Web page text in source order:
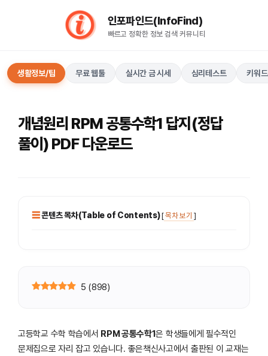
인포파인드(InfoFind)​​​​
빠르고 정확한 정보 검색 커뮤니티
생활정보/팁 무료 웹툴 실시간 금 시세 심리테스트 키워
개념원리 RPM 공통수학1 답지(정답
풀이) PDF 다운로드
콘텐츠 목차(Table of Contents)[목차 보기 ]
5 (898)
고등학교 수학 학습에서 RPM 공통수학1은 학생들에게 필수적인
문제집으로 자리 잡고 있습니다. 좋은책신사고에서 출판된 이 교재는